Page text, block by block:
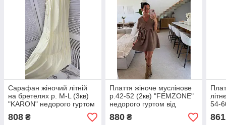
Сарафан жіночий літній
на бретелях р. M-L (3кв)
"KARON" недорого гуртом
від прямого
постачальника
808 ₴
Плаття жіноче муслінове
р.42-52 (2кв) "FEMZONE"
недорого гуртом від
прямого постачальника
880₴
54-
861